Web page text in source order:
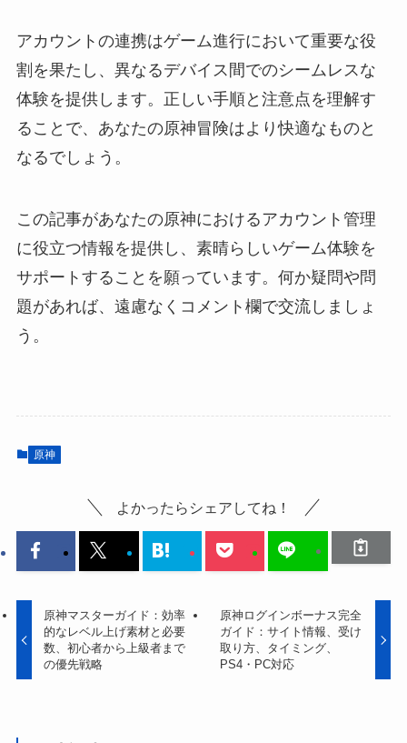
アカウントの連携はゲーム進行において重要な役
割を果たし、異なるデバイス間でのシームレスな
体験を提供します。正しい手順と注意点を理解す
ることで、あなたの原神冒険はより快適なものと
なるでしょう。
この記事があなたの原神におけるアカウント管理
に役立つ情報を提供し、素晴らしいゲーム体験を
サポートすることを願っています。何か疑問や問
題があれば、遠慮なくコメント欄で交流しましょ
う。
原神
よかったらシェアしてね！
原神マスターガイド：効率
的なレベル上げ素材と必要
数、初心者から上級者まで
の優先戦略
原神ログインボーナス完全
ガイド：サイト情報、受け
取り方、タイミング、
PS4・PC対応